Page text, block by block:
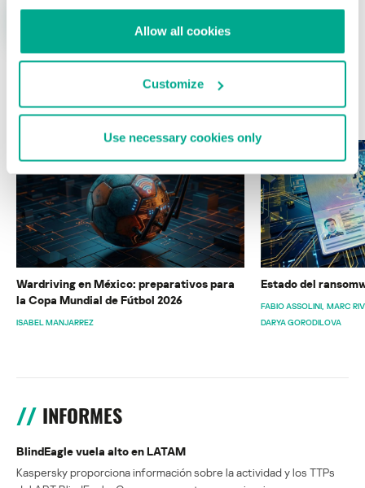
Allow all cookies
Customize
Use necessary cookies only
ÚLTIMAS PUBLICACIONES
Wardriving en México: preparativos para
la Copa Mundial de Fútbol 2026
ISABEL MANJARREZ
Estado del
FABIO ASSOLINI MARC
DARYA GORODILOVA
INFORMES
BlindEagle vuela alto en LATAM
Kaspersky proporciona información sobre la actividad y los TTPs